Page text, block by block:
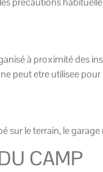
à proximité des
peut etre utilisee
sur le terrain, le
CAMP